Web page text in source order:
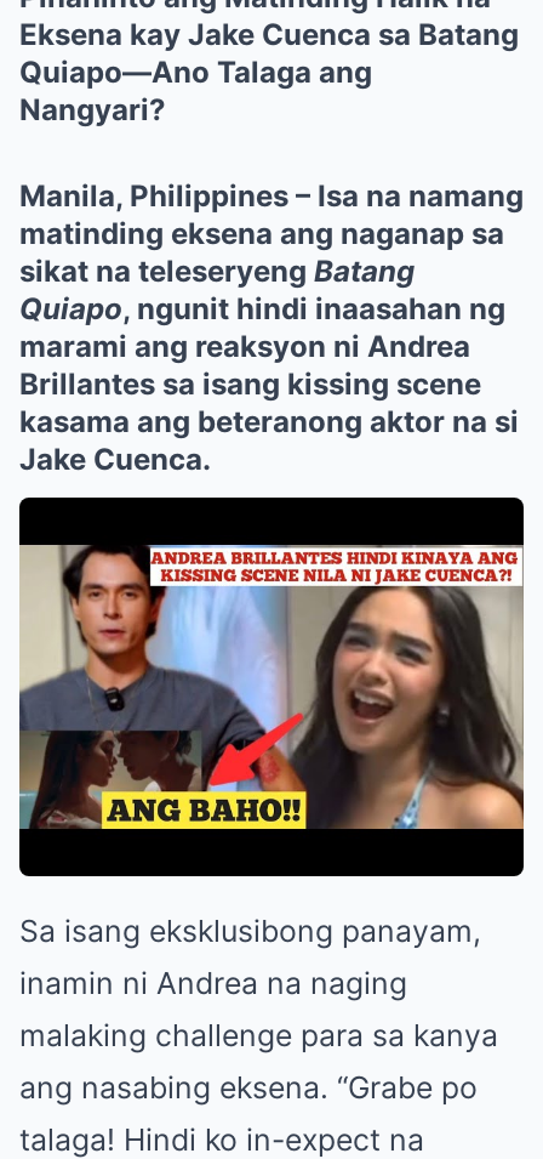
Eksena kay Jake Cuenca sa Batang
Quiapo—Ano Talaga ang
Nangyari?
Manila, Philippines – Isa na namang
matinding eksena ang naganap sa
sikat na teleseryeng Batang
Quiapo, ngunit hindi inaasahan ng
marami ang reaksyon ni Andrea
Brillantes sa isang kissing scene
kasama ang beteranong aktor na si
Jake Cuenca.
Sa isang eksklusibong panayam,
inamin ni Andrea na naging
malaking challenge para sa kanya
ang nasabing eksena. “Grabe po
talaga! Hindi ko in-expect na